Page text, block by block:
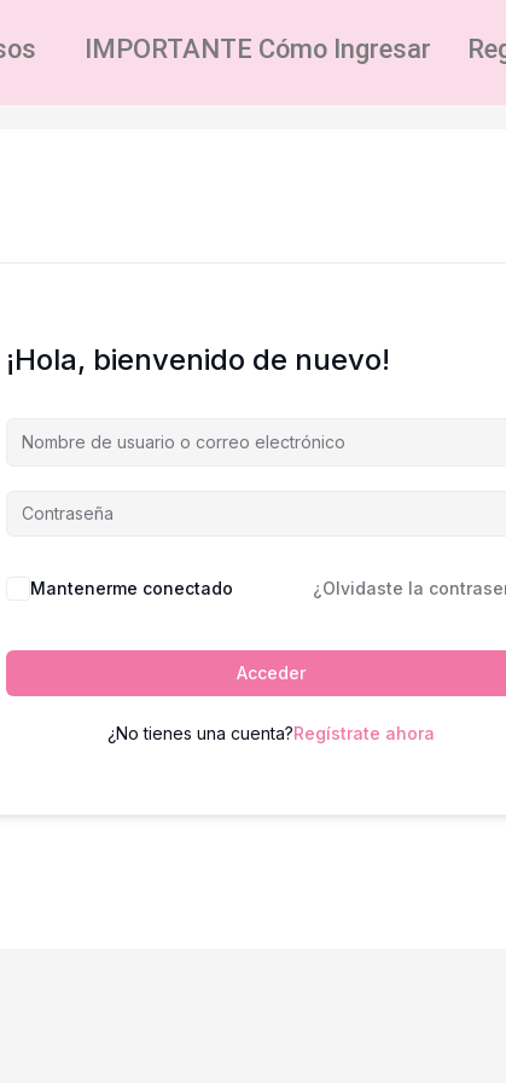
IMPORTANTE Cómo Ingresar
¡Hola, bienvenido de nuevo!
Mantenerme conectado ¿Olvidaste la
Acceder
¿No tienes una cuenta?Regístrate ahora